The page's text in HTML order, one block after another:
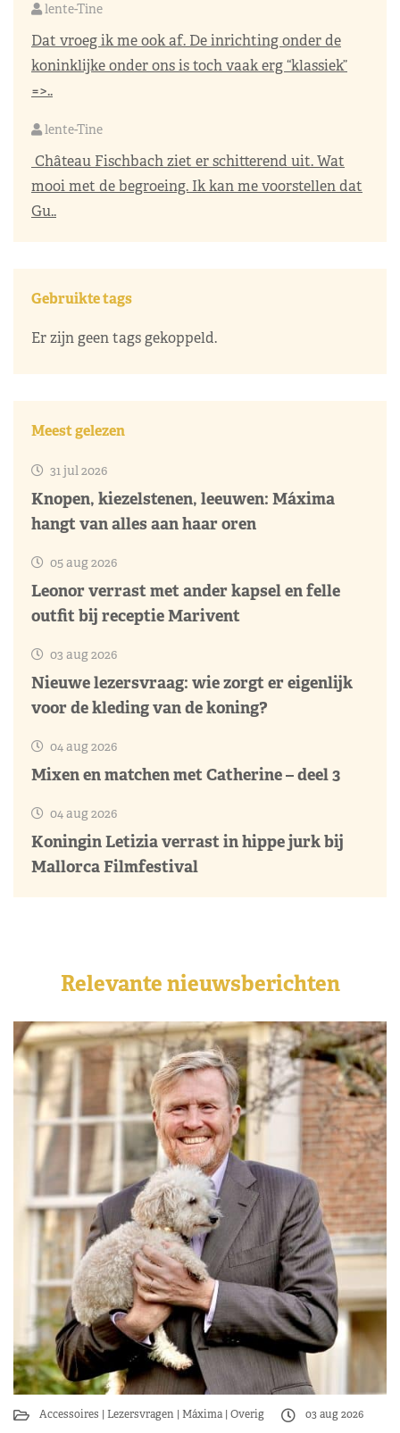
lente-Tine
Dat vroeg ik me ook af. De inrichting onder de
koninklijke onder ons is toch vaak erg “klassiek”
=>..
lente-Tine
Château Fischbach ziet er schitterend uit. Wat
mooi met de begroeing. Ik kan me voorstellen dat
Gu..
Gebruikte tags
Er zijn geen tags gekoppeld.
Meest gelezen
31 jul 2026
Knopen, kiezelstenen, leeuwen: Máxima
hangt van alles aan haar oren
05 aug 2026
Leonor verrast met ander kapsel en felle
outfit bij receptie Marivent
03 aug 2026
Nieuwe lezersvraag: wie zorgt er eigenlijk
voor de kleding van de koning?
04 aug 2026
Mixen en matchen met Catherine – deel 3
04 aug 2026
Koningin Letizia verrast in hippe jurk bij
Mallorca Filmfestival
Relevante nieuwsberichten
Accessoires Lezersvragen Máxima Overig
03 aug 2026